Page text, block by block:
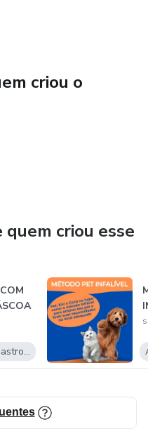
de uma comunicação
para lidar com o estresse
criou o
criou esse
Culinária e Gastronomia